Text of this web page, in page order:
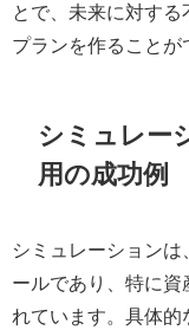
とで、未来に対す
プランを作ることが
シミュレー
用の成功例
シミュレーション
ールであり、特に
れています。具体